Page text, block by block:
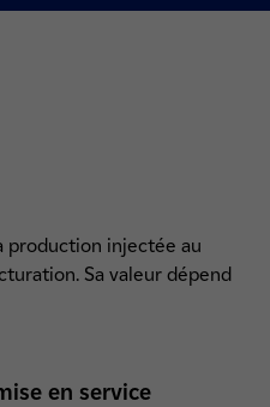
production injectée au
Sa valeur dépend
en service